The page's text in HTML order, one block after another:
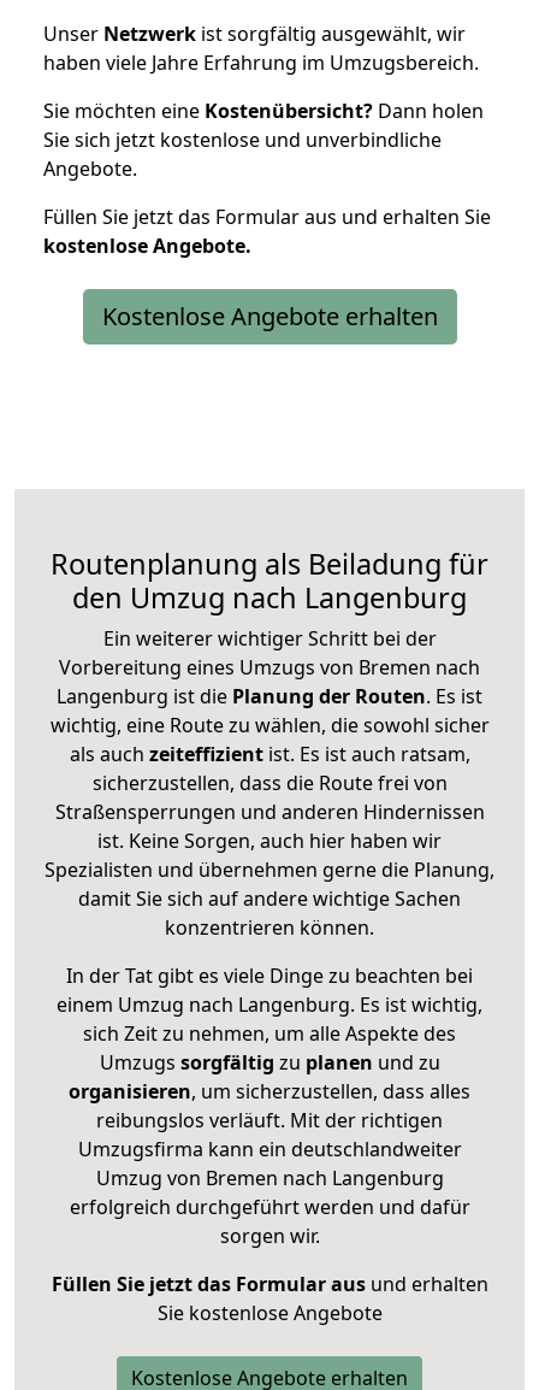
Unser Netzwerk ist sorgfältig ausgewählt, wir
haben viele Jahre Erfahrung im Umzugsbereich.
Sie möchten eine Kostenübersicht? Dann holen
Sie sich jetzt kostenlose und unverbindliche
Angebote.
Füllen Sie jetzt das Formular aus und erhalten Sie
kostenloseAngebote.
Kostenlose Angebote erhalten
Routenplanung als Beiladung für
den Umzug nach Langenburg
Ein weiterer wichtiger Schritt bei der
Vorbereitung eines Umzugs von Bremen nach
Langenburg ist die Planung der Routen. Es ist
wichtig, eine Route zu wählen, die sowohl sicher
als auch zeiteffizientist. Es ist auch ratsam,
sicherzustellen, dass die Route frei von
Straßensperrungen und anderen Hindernissen
ist. Keine Sorgen, auch hier haben wir
Spezialisten und übernehmen gerne die Planung,
damit Sie sich auf andere wichtige Sachen
konzentrieren können.
In der Tat gibt es viele Dinge zu beachten bei
einem Umzug nach Langenburg. Es ist wichtig,
sich Zeit zu nehmen, um alle Aspekte des
Umzugs sorgfältig zu planen und zu
organisieren, um sicherzustellen, dass alles
reibungslos verläuft. Mit der richtigen
Umzugsfirma kann ein deutschlandweiter
Umzug von Bremen nach Langenburg
erfolgreich durchgeführt werden und dafür
sorgen wir.
Füllen Sie jetzt das Formular ausund erhalten
Sie kostenlose Angebote
Kostenlose Angebote erhalten